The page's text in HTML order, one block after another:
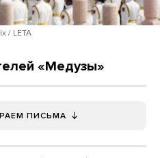
/ LETA
«Медузы»
ПИСЬМА